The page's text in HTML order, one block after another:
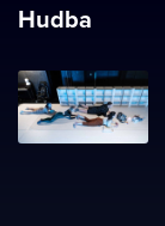
Hudba